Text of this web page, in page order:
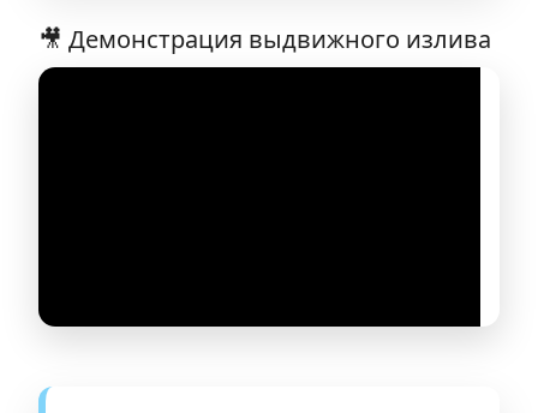
🎥 Демонстрация выдвижного излива